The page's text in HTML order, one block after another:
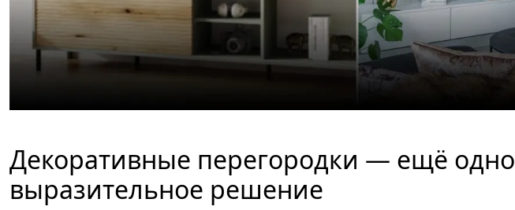
Декоративные перегородки — ещё одно
выразительное решение